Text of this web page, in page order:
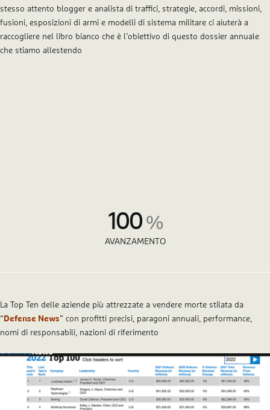
stesso attento blogger e analista di traffici, strategie, accordi, missioni,
fusioni, esposizioni di armi e modelli di sistema militare ci aiuterà a
raccogliere nel libro bianco che è l’obiettivo di questo dossier annuale
che stiamo allestendo
100 %
AVANZAMENTO
La Top Ten delle aziende più attrezzate a vendere morte stilata da
“Defense News” con profitti precisi, paragoni annuali, performance,
nomi di responsabili, nazioni di riferimento